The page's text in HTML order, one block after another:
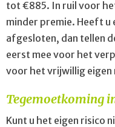
tot €885. In ruil voor
minder premie. Heeft u
afgesloten, dan tellen
eerst mee voor het
voor het vrijwillig eigen
Tegemoetkoming
Kunt u het eigen risico